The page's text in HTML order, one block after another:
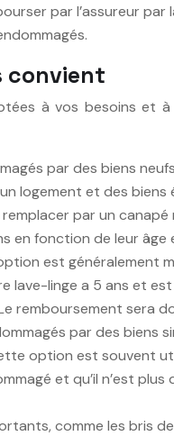
par l’assureur
convient
à vos besoins et à
par des biens
et des biens
par un
fonction de leur âge
est généralement
linge a 5 ans et
sera
par des biens
option est souvent
et qu’il n’est plus
comme les bris